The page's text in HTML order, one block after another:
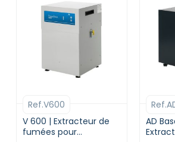
V 600 | Extracteur de
fumées pour
Ref.V600
AD